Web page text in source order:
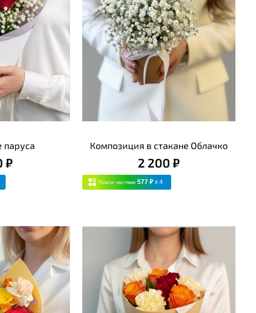
паруса
₽
Композиция в стакане Облачко
2 200 ₽
Плати частями 577 ₽ x 4